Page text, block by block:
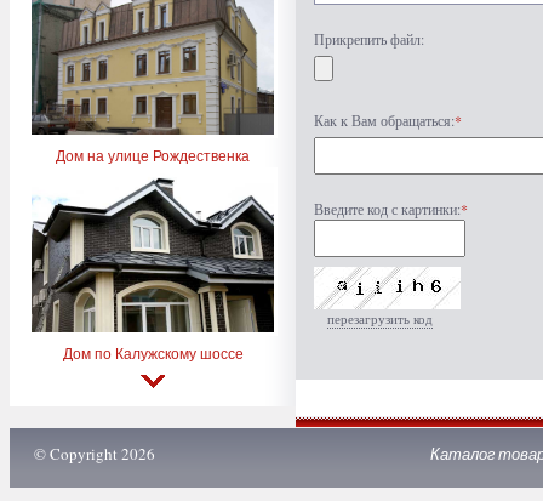
Дом на улице Рождественка
Дом по Калужскому шоссе
Прикрепить файл:
Как к Вам обращаться:*
Введите код с картинки:*
перезагрузить код
© Copyright 2026 Каталог